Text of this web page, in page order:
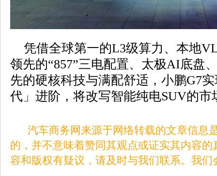
凭借全球第一的L3级算力、本地
领先的“857”三电配置、太极AI底盘
先的硬核科技与满配舒适，小鹏G7
代」进阶，将改写智能纯电SUV的市
汽车商务网来源于网络转载的文章信息
的，并不意味着赞同其观点或证实其内容
容和版权有疑议，请及时与我们联系。我